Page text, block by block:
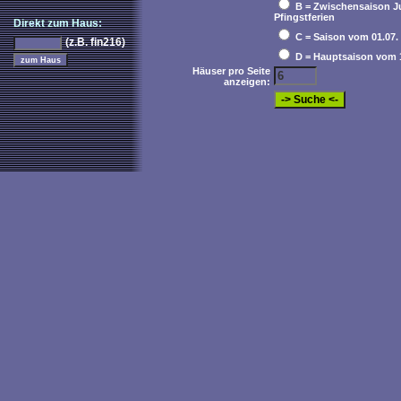
Direkt zum Haus:
(z.B. fin216)
B = Zwischensaison
Pfingstferien
C = Saison vom
D = Hauptsaison vom
Häuser pro Seite
anzeigen: